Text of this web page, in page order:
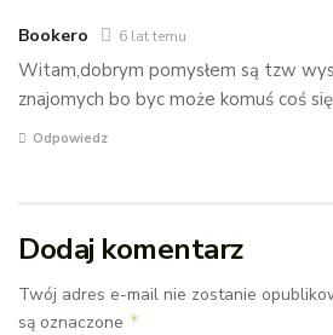
Bookero 6 lat temu
Witam,dobrym pomysłem są tzw
znajomych bo byc może komuś coś
Odpowiedz
Dodaj komentarz
Twój adres e-mail nie zostanie
są oznaczone *